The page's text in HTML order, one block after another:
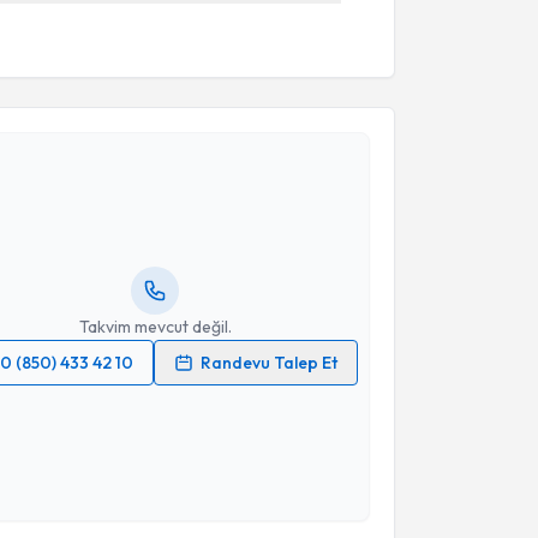
Takvim mevcut değil.
0 (850) 433 42 10
Randevu Talep Et
Talebi